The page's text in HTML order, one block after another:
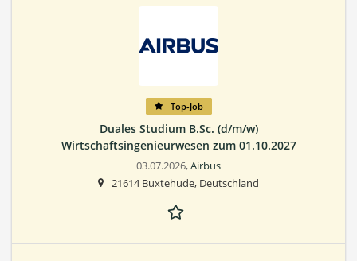
Top-Job
Duales Studium B.Sc. (d/m/w)
Wirtschaftsingenieurwesen zum 01.10.2027
03.07.2026,Airbus
21614 Buxtehude, Deutschland